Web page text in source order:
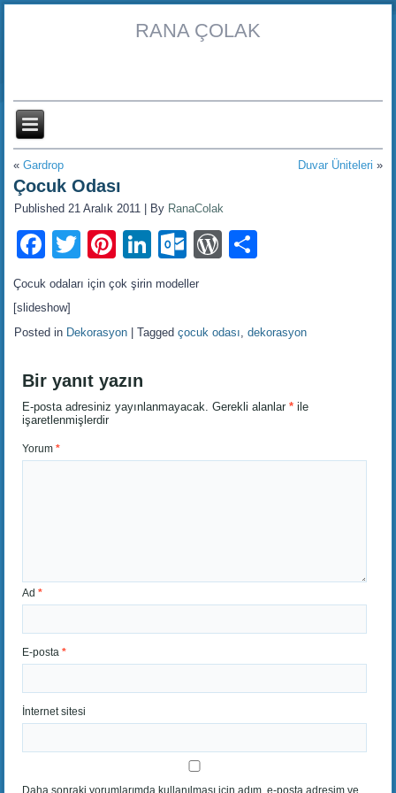
RANA ÇOLAK
«Gardrop Duvar Üniteleri »
Çocuk Odası
Published 21 Aralık 2011 By RanaColak
Facebook
TwitterPinterest
LinkedIn
Outlook.com
WordPress
Çocuk odaları için çok şirin modeller
[slideshow]
Posted in Dekorasyon |Tagged çocuk odası,dekorasyon
Bir yanıt yazın
E-posta adresiniz yayınlanmayacak. Gerekli alanlar* ile
işaretlenmişlerdir
Yorum*
Ad*
E-posta*
İnternet sitesi